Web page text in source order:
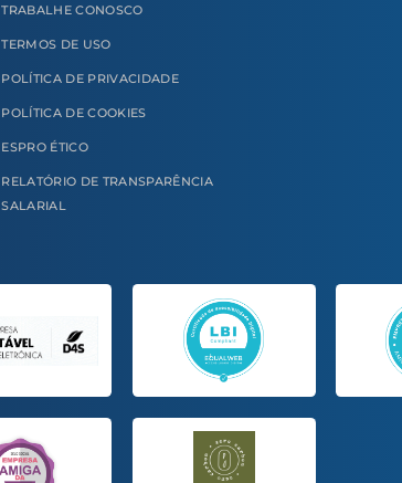
TRABALHE CONOSCO
TERMOS DE USO
POLÍTICA DE PRIVACIDADE
POLÍTICA DE COOKIES
ESPRO ÉTICO
RELATÓRIO DE TRANSPARÊNCIA
SALARIAL